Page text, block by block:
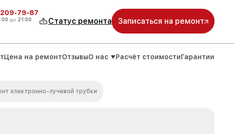
79-87
до 21:00 Статус ремонта Записаться на ремонт
Цена на ремонтОтзывыО нас Расчёт стоимостиГарантии
электронно-лучевой трубки